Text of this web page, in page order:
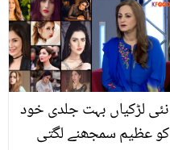
نئی لڑکیاں بہت جلدی خود
کو عظیم سمجھنے لگتی